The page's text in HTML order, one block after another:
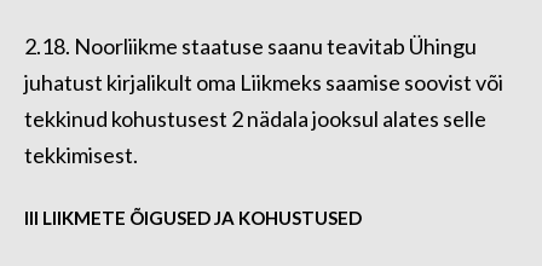
2.18. Noorliikme staatuse saanu teavitab Ühingu
juhatust kirjalikult oma Liikmeks saamise soovist või
tekkinud kohustusest 2 nädala jooksul alates selle
tekkimisest.
III LIIKMETE ÕIGUSED JA KOHUSTUSED